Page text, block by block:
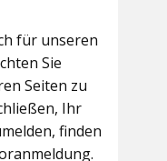
für unseren
Sie
Seiten zu
Ihr
finden